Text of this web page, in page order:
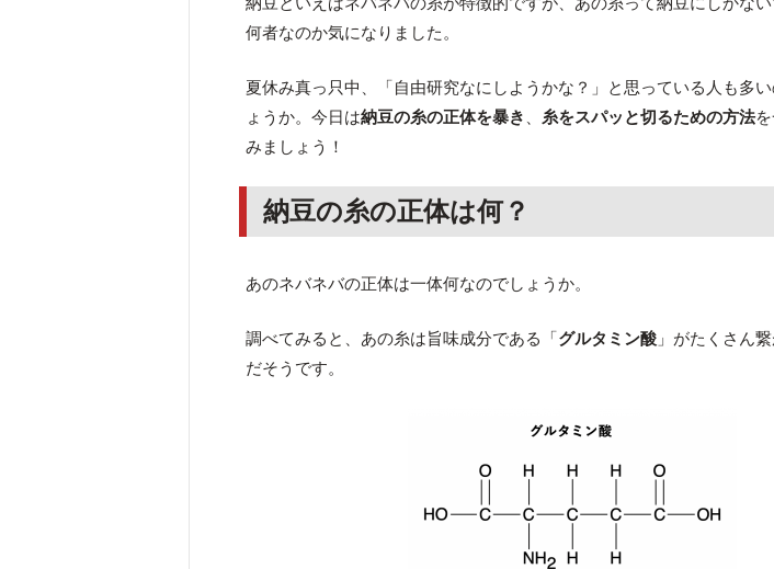
何者なのか気になりました。
夏休み真っ只中、「自由研究なにしようかな？」と思っている人も多
ょうか。今日は納豆の糸の正体を暴き 糸をスパッと切るための方法
みましょう！
納豆の糸の正体は何？
あのネバネバの正体は一体何なのでしょうか。
調べてみると、あの糸は旨味成分である「グルタミン酸 」がたくさん
だそうです。